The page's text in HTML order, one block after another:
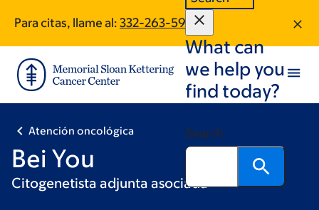
main
content
footer
Para citas, llame al: 332-263-5915
What can
we help you
find today?
Search
Atención oncológica
Bei You
Citogenetista adjunta asociada